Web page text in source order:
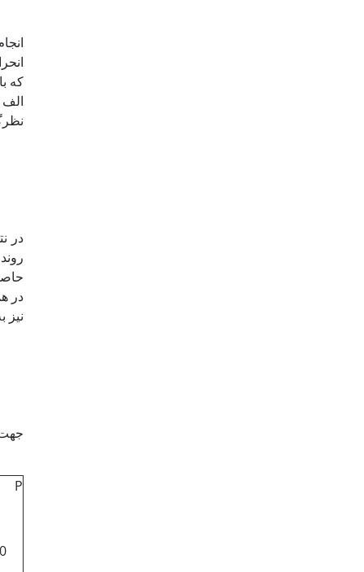
در
P